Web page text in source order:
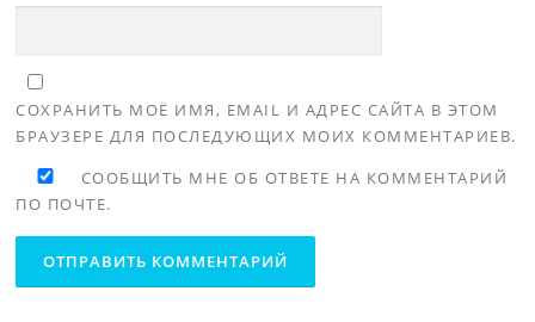
СОХРАНИТЬ МОЁ ИМЯ, EMAIL И АДРЕС САЙТА В ЭТОМ
БРАУЗЕРЕ ДЛЯ ПОСЛЕДУЮЩИХ МОИХ КОММЕНТАРИЕВ.
СООБЩИТЬ МНЕ ОБ ОТВЕТЕ НА КОММЕНТАРИЙ
ПО ПОЧТЕ.